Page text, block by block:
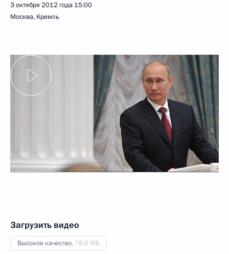
3 октября 2012 года 15:00
Москва, Кремль
Загрузить видео
Высокое качество, 78.6 МБ